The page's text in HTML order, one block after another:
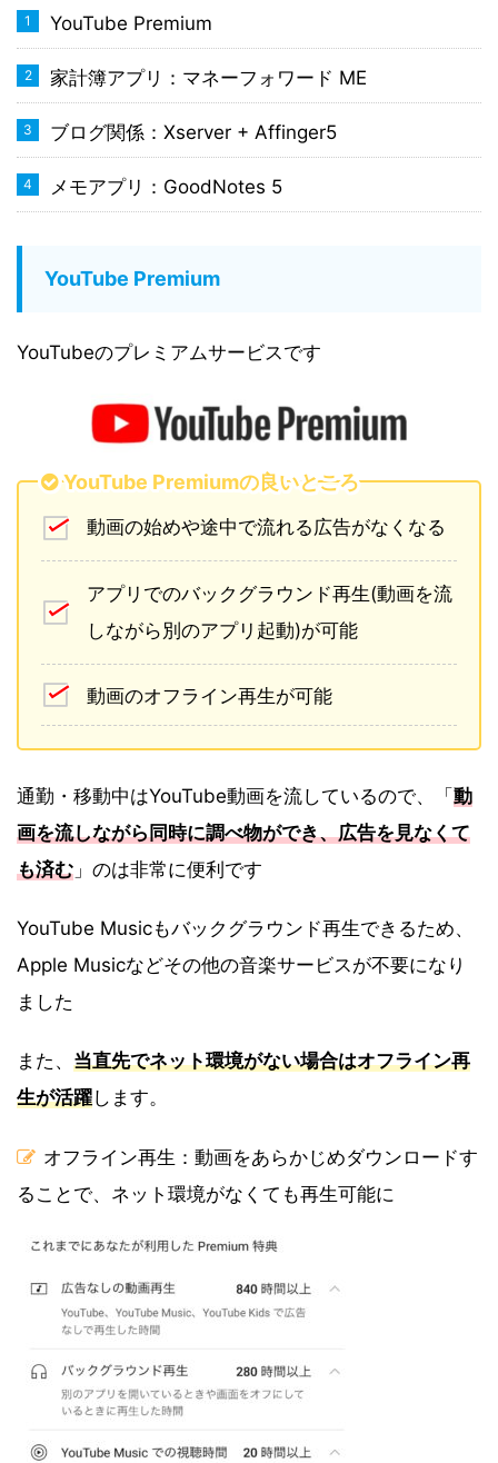
YouTube Premium
家計簿アプリ：マネーフォワード ME
ブログ関係：Xserver + Affinger5
メモアプリ：GoodNotes 5
YouTube Premium
YouTubeのプレミアムサービスです
YouTube Premiumの良いところ
動画の始めや途中で流れる広告がなくなる
アプリでのバックグラウンド再生(動画を流
しながら別のアプリ起動)が可能
動画のオフライン再生が可能
通勤・移動中はYouTube動画を流しているので、「動
画を流しながら同時に調べ物ができ、広告を見なくて
も済む 」のは非常に便利です
YouTube Musicもバックグラウンド再生できるため、
Apple Musicなどその他の音楽サービスが不要になり
ました
また、 当直先でネット環境がない場合はオフライン再
生が活躍します。
オフライン再生：動画をあらかじめダウンロードす
ることで、ネット環境がなくても再生可能に